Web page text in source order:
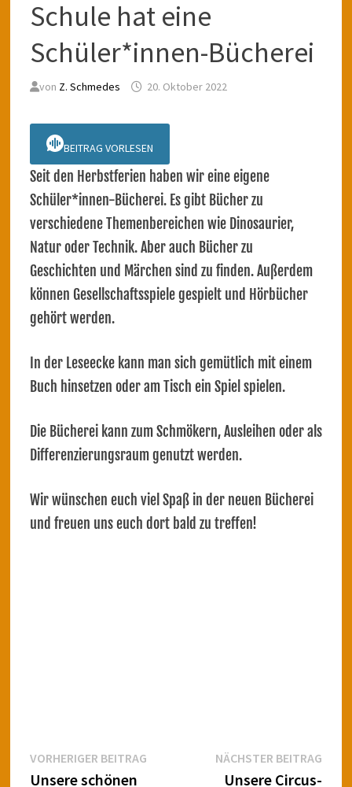
Schule hat eine
Schüler*innen-Bücherei
von Z. Schmedes 20. Oktober 2022
BEITRAG VORLESEN
Seit den Herbstferien haben wir eine eigene
Schüler*innen-Bücherei. Es gibt Bücher zu
verschiedene Themenbereichen wie Dinosaurier,
Natur oder Technik. Aber auch Bücher zu
Geschichten und Märchen sind zu finden. Außerdem
können Gesellschaftsspiele gespielt und Hörbücher
gehört werden.
In der Leseecke kann man sich gemütlich mit einem
Buch hinsetzen oder am Tisch ein Spiel spielen.
Die Bücherei kann zum Schmökern, Ausleihen oder als
Differenzierungsraum genutzt werden.
Wir wünschen euch viel Spaß in der neuen Bücherei
und freuen uns euch dort bald zu treffen!
Beitragsnavigation
VORHERIGER BEITRAGVorheriger
Unsere schönen
NÄCHSTER BEITRAG
Unsere Circus-